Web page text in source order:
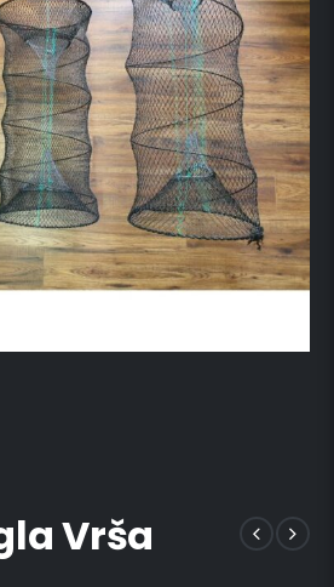
Vrša